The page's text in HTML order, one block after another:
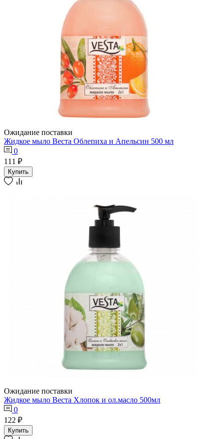
Ожидание поставки
Жидкое мыло Веста Облепиха и Апельсин 500 мл
0
111 ₽
Купить
Ожидание поставки
Жидкое мыло Веста Хлопок и ол.масло 500мл
0
122 ₽
Купить